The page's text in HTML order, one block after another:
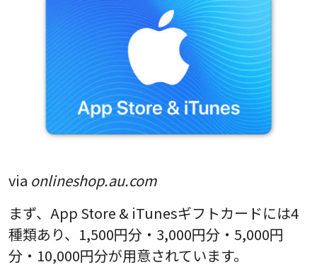
via onlineshop.au.com
まず、App Store & iTunesギフトカードには4
種類あり、1,500円分・3,000円分・5,000円
分・10,000円分が用意されています。